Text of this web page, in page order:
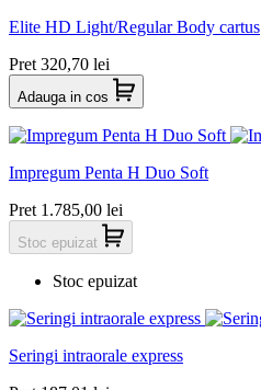
Elite HD Light/Regular Body cartus
Pret 320,70 lei
Adauga in cos
Impregum Penta H Duo Soft
Pret 1.785,00 lei
Stoc epuizat
Stoc epuizat
Seringi intraorale express